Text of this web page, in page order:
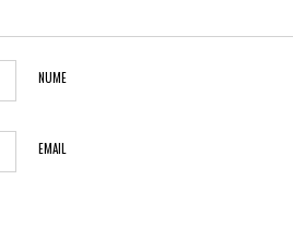
NUME
EMAIL